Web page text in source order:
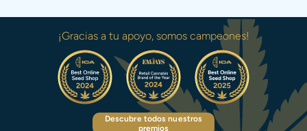
¡Gracias a tu apoyo, somos campeones!
Descubre todos nuestros
premios